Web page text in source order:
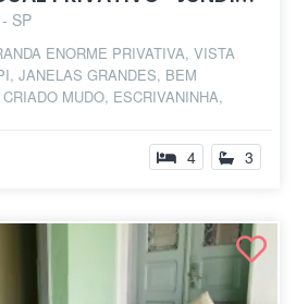
SP
ENORME PRIVATIVA, VISTA
JANELAS GRANDES, BEM
MUDO, ESCRIVANINHA,
4 3